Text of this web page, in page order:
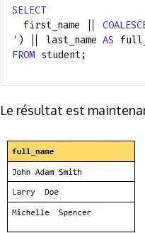
SELECT
first_name ||
' ) || last_name AS
FROM student;
Le résultat est